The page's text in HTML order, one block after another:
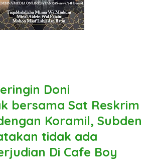
Doni
bersama Sat Reskrim
Koramil, Subden
tidak ada
Di Cafe Boy